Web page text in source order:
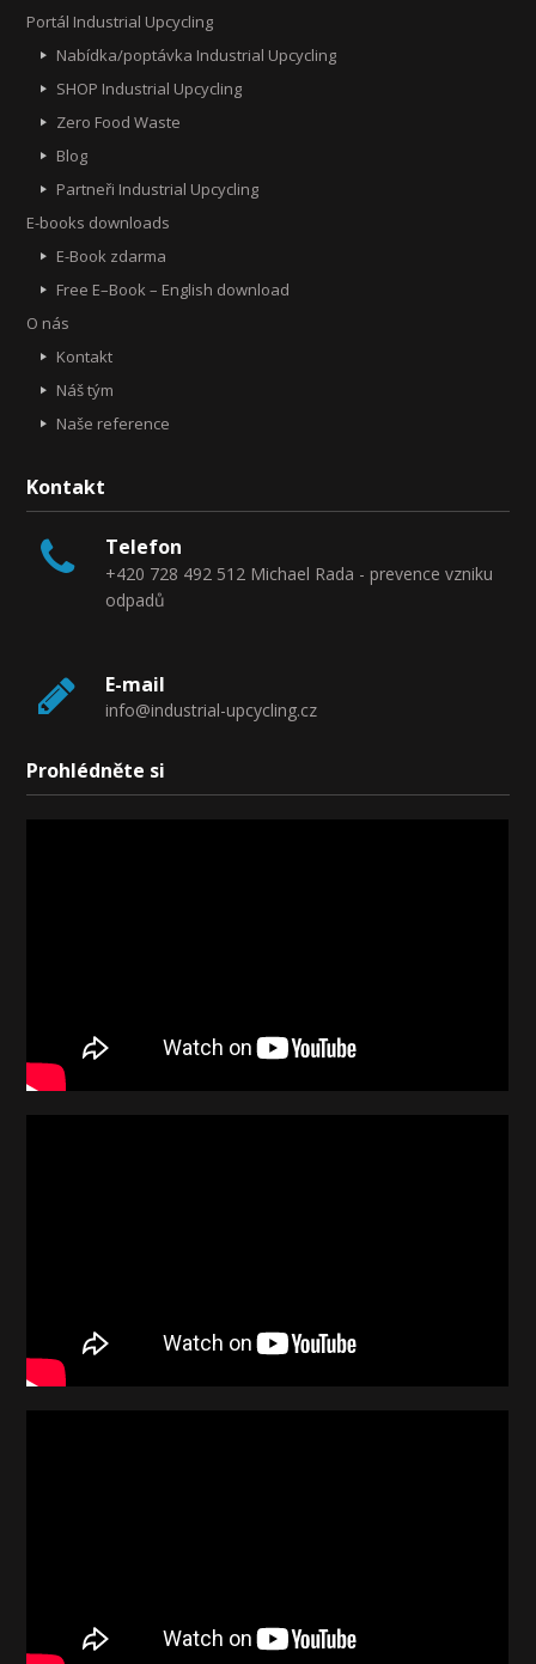
Portál Industrial Upcycling
Nabídka/poptávka Industrial Upcycling
SHOP Industrial Upcycling
Zero Food Waste
Blog
Partneři Industrial Upcycling
E-books downloads
E-Book zdarma
Free E–Book – English download
O nás
Kontakt
Náš tým
Naše reference
Kontakt
Telefon
+420 728 492 512 Michael Rada - prevence vzniku
odpadů
E-mail
info@industrial-upcycling.cz
Prohlédněte si